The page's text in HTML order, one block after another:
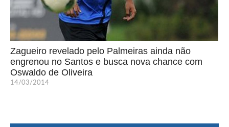
Zagueiro revelado pelo Palmeiras ainda não
engrenou no Santos e busca nova chance com
Oswaldo de Oliveira
14/03/2014